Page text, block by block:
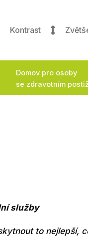
Kontrast
Domov pro osoby
se zdravotním
služby
to nejlepší,